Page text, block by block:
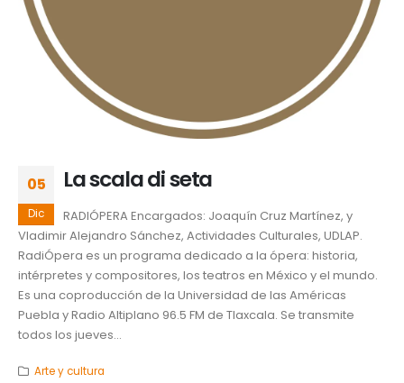
05
Dic
La scala di seta
RADIÓPERA Encargados: Joaquín Cruz Martínez, y
Vladimir Alejandro Sánchez, Actividades Culturales, UDLAP.
RadiÓpera es un programa dedicado a la ópera: historia,
intérpretes y compositores, los teatros en México y el mundo.
Es una coproducción de la Universidad de las Américas
Puebla y Radio Altiplano 96.5 FM de Tlaxcala. Se transmite
todos los jueves...
Arte y cultura